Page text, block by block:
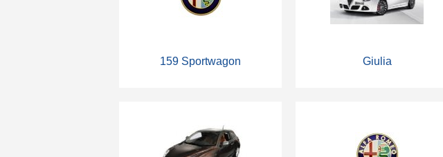
159 Sportwagon Giulia